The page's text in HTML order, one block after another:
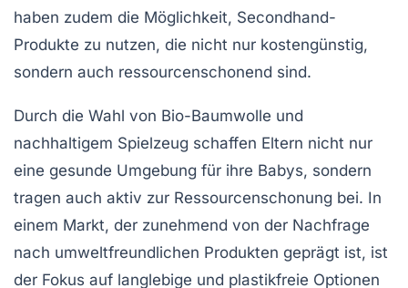
haben zudem die Möglichkeit, Secondhand-
Produkte zu nutzen, die nicht nur kostengünstig,
sondern auch ressourcenschonend sind.
Durch die Wahl von Bio-Baumwolle und
nachhaltigem Spielzeug schaffen Eltern nicht nur
eine gesunde Umgebung für ihre Babys, sondern
tragen auch aktiv zur Ressourcenschonung bei. In
einem Markt, der zunehmend von der Nachfrage
nach umweltfreundlichen Produkten geprägt ist, ist
der Fokus auf langlebige und plastikfreie Optionen